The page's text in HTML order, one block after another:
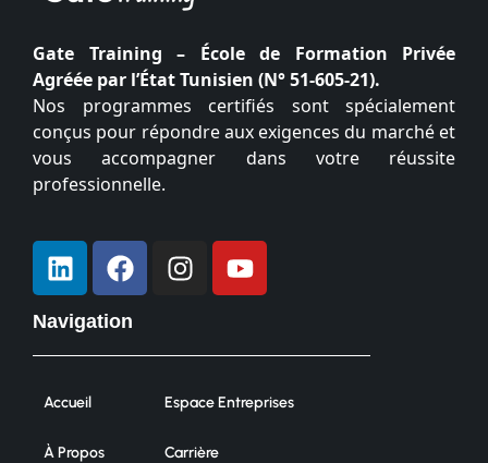
Gate Training – École de Formation Privée
Agréée par l’État Tunisien (N° 51-605-21).
Nos programmes certifiés sont spécialement
conçus pour répondre aux exigences du marché et
vous accompagner dans votre réussite
professionnelle.
Navigation
Accueil
À Propos
Espace Entreprises
Carrière